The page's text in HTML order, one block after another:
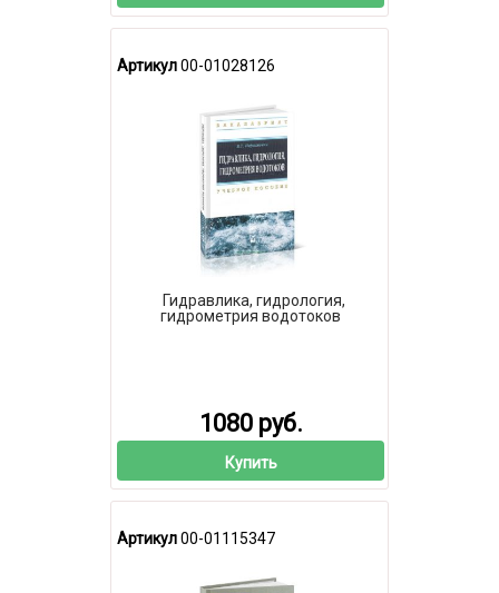
Артикул00-01028126
Гидравлика, гидрология,
гидрометрия водотоков
1080 руб.
Купить
Артикул00-01115347